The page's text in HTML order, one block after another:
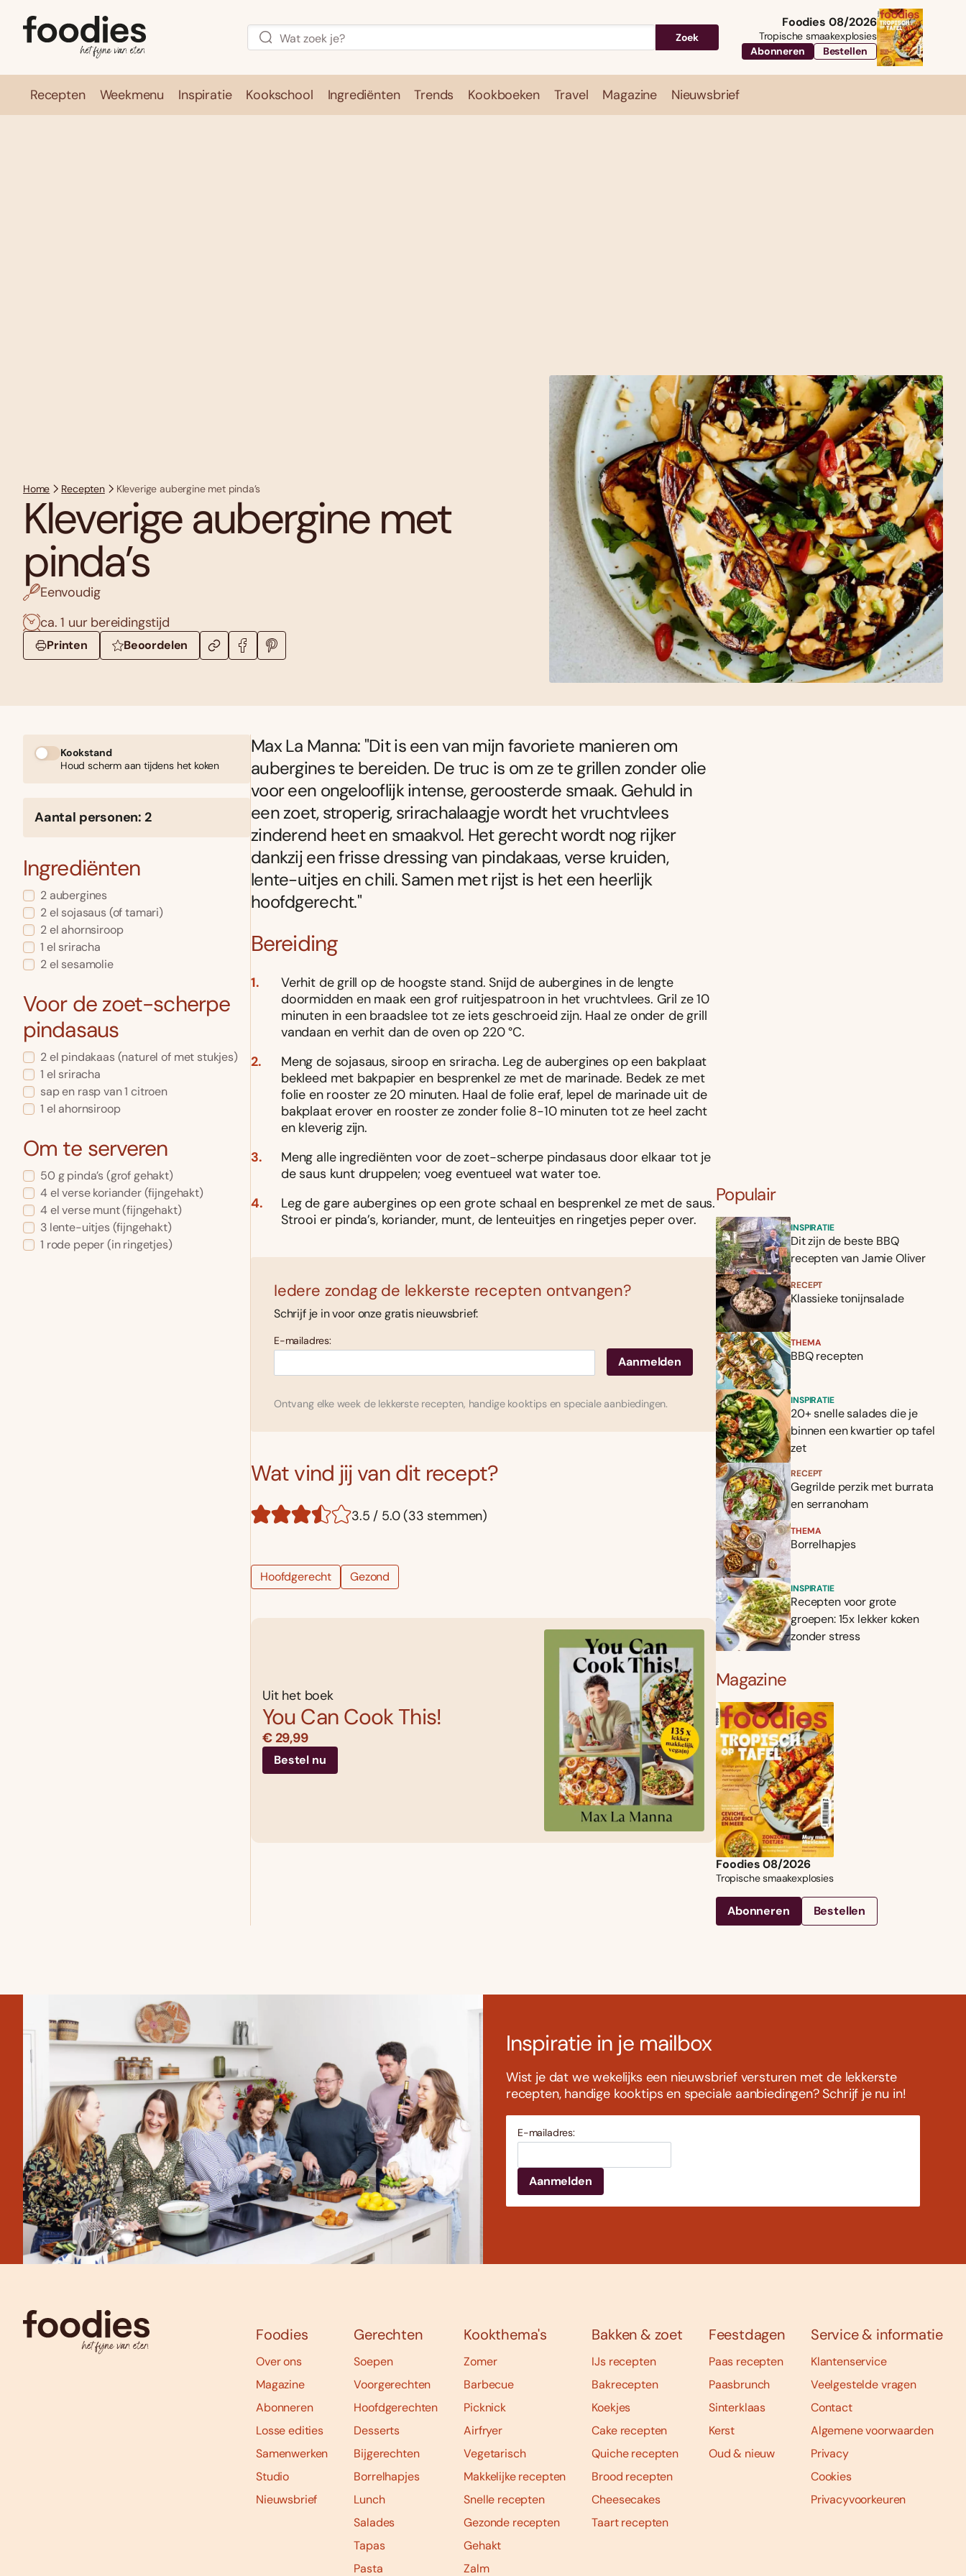
Zoek
Foodies 08/2026
Tropische smaakexplosies
Abonneren
Bestellen
Recepten Weekmenu Inspiratie Kookschool Ingrediënten Trends Kookboeken Travel Magazine Nieuwsbrief
Home Recepten Kleverige aubergine met pinda’s
Kleverige aubergine met
pinda’s
Eenvoudig
ca. 1 uur bereidingstijd
Printen Beoordelen
Kookstand
Houd scherm aan tijdens het koken
Aantal personen: 2
Ingrediënten
2 aubergines
2 el sojasaus (of tamari)
2 el ahornsiroop
1 el sriracha
2 el sesamolie
Voor de zoet-scherpe
pindasaus
2 el pindakaas (naturel of met stukjes)
1 el sriracha
sap en rasp van 1 citroen
1 el ahornsiroop
Om te serveren
50 g pinda’s (grof gehakt)
4 el verse koriander (fijngehakt)
4 el verse munt (fijngehakt)
3 lente-uitjes (fijngehakt)
1 rode peper (in ringetjes)
Max La Manna: "Dit is een van mijn favoriete manieren om
aubergines te bereiden. De truc is om ze te grillen zonder olie
voor een ongelooflijk intense, geroosterde smaak. Gehuld in
een zoet, stroperig, srirachalaagje wordt het vruchtvlees
zinderend heet en smaakvol. Het gerecht wordt nog rijker
dankzij een frisse dressing van pindakaas, verse kruiden,
lente-uitjes en chili. Samen met rijst is het een heerlijk
hoofdgerecht."
Bereiding
Verhit de grill op de hoogste stand. Snijd de aubergines in de lengte
doormidden en maak een grof ruitjespatroon in het vruchtvlees. Gril ze 10
minuten in een braadslee tot ze iets geschroeid zijn. Haal ze onder de grill
vandaan en verhit dan de oven op 220 °C.
Meng de sojasaus, siroop en sriracha. Leg de aubergines op een bakplaat
bekleed met bakpapier en besprenkel ze met de marinade. Bedek ze met
folie en rooster ze 20 minuten. Haal de folie eraf, lepel de marinade uit de
bakplaat erover en rooster ze zonder folie 8-10 minuten tot ze heel zacht
en kleverig zijn.
Meng alle ingrediënten voor de zoet-scherpe pindasaus door elkaar tot je
de saus kunt druppelen; voeg eventueel wat water toe.
Leg de gare aubergines op een grote schaal en besprenkel ze met de saus.
Strooi er pinda’s, koriander, munt, de lenteuitjes en ringetjes peper over.
Iedere zondag de lekkerste recepten ontvangen?
Schrijf je in voor onze gratis nieuwsbrief:
E-mailadres:
Ontvang elke week de lekkerste recepten, handige kooktips en speciale aanbiedingen.
Wat vind jij van dit recept?
3.5 / 5.0 (33 stemmen)
Hoofdgerecht Gezond
Uit het boek
You Can Cook This!
€ 29,99
Bestel nu
Populair
INSPIRATIE
Dit zijn de beste BBQ
recepten van Jamie Oliver
RECEPT
Klassieke tonijnsalade
THEMA
BBQ recepten
INSPIRATIE
20+ snelle salades die je
binnen een kwartier op tafel
zet
RECEPT
Gegrilde perzik met burrata
en serranoham
THEMA
Borrelhapjes
INSPIRATIE
Recepten voor grote
groepen: 15x lekker koken
zonder stress
Magazine
Foodies 08/2026
Tropische smaakexplosies
Abonneren Bestellen
Inspiratie in je mailbox
Wist je dat we wekelijks een nieuwsbrief versturen met de lekkerste
recepten, handige kooktips en speciale aanbiedingen? Schrijf je nu in!
E-mailadres:
Foodies
Over ons
Magazine
Abonneren
Losse edities
Samenwerken
Studio
Nieuwsbrief
Gerechten
Soepen
Voorgerechten
Hoofdgerechten
Desserts
Bijgerechten
Borrelhapjes
Lunch
Salades
Tapas
Pasta
Kookthema's
Zomer
Barbecue
Picknick
Airfryer
Vegetarisch
Makkelijke recepten
Snelle recepten
Gezonde recepten
Gehakt
Zalm
Bakken & zoet
IJs recepten
Bakrecepten
Koekjes
Cake recepten
Quiche recepten
Brood recepten
Cheesecakes
Taart recepten
Feestdagen
Paas recepten
Paasbrunch
Sinterklaas
Kerst
Oud & nieuw
Service & informatie
Klantenservice
Veelgestelde vragen
Contact
Algemene voorwaarden
Privacy
Cookies
Privacyvoorkeuren